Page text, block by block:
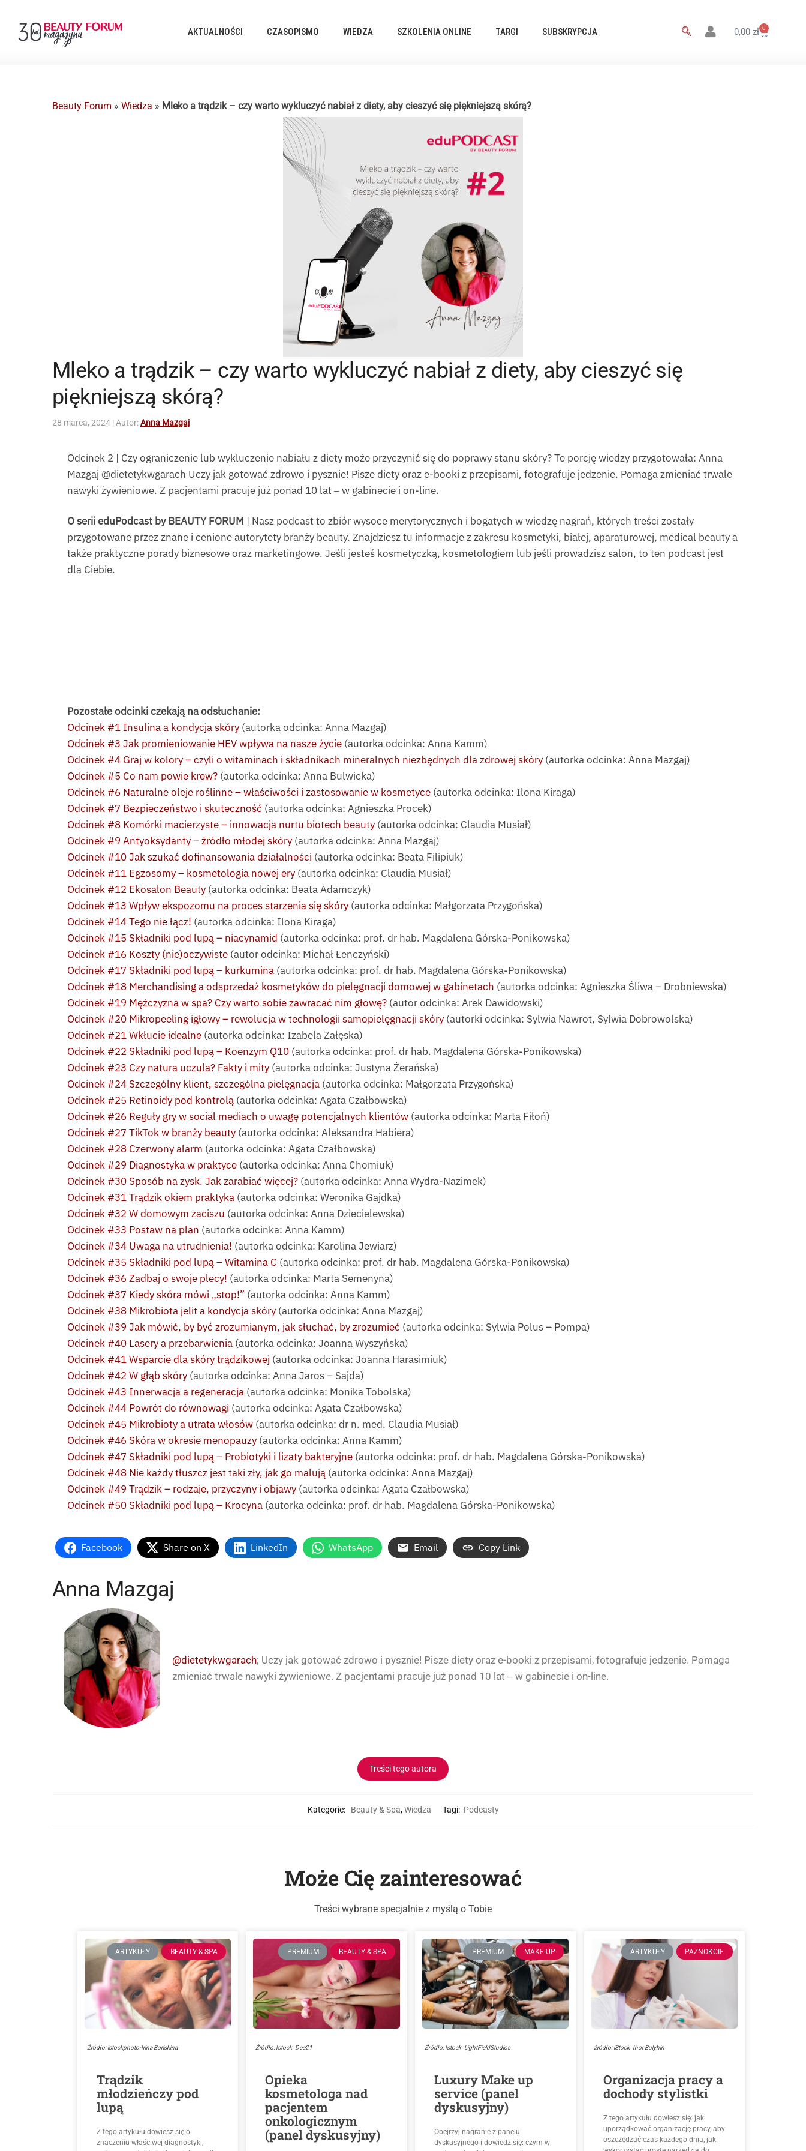
AKTUALNOŚCI CZASOPISMO WIEDZA SZKOLENIA ONLINE TARGI SUBSKRYPCJA 0,00 zł 0
Beauty Forum » Wiedza » Mleko a trądzik – czy warto wykluczyć nabiał z diety, aby cieszyć się piękniejszą skórą?
Mleko a trądzik – czy warto wykluczyć nabiał z diety, aby cieszyć się
piękniejszą skórą?
28 marca, 2024 | Autor:Anna Mazgaj
Odcinek 2 | Czy ograniczenie lub wykluczenie nabiału z diety może przyczynić się do poprawy stanu skóry? Te porcję wiedzy przygotowała: Anna
Mazgaj @dietetykwgarach Uczy jak gotować zdrowo i pysznie! Pisze diety oraz e-booki z przepisami, fotografuje jedzenie. Pomaga zmieniać trwale
nawyki żywieniowe. Z pacjentami pracuje już ponad 10 lat ‒ w gabinecie i on-line.
O serii eduPodcast by BEAUTY FORUM | Nasz podcast to zbiór wysoce merytorycznych i bogatych w wiedzę nagrań, których treści zostały
przygotowane przez znane i cenione autorytety branży beauty. Znajdziesz tu informacje z zakresu kosmetyki, białej, aparaturowej, medical beauty a
także praktyczne porady biznesowe oraz marketingowe. Jeśli jesteś kosmetyczką, kosmetologiem lub jeśli prowadzisz salon, to ten podcast jest
dla Ciebie.
Pozostałe odcinki czekają na odsłuchanie:
Odcinek #1 Insulina a kondycja skóry (autorka odcinka: Anna Mazgaj)
Odcinek #3 Jak promieniowanie HEV wpływa na nasze życie (autorka odcinka: Anna Kamm)
Odcinek #4 Graj w kolory – czyli o witaminach i składnikach mineralnych niezbędnych dla zdrowej skóry (autorka odcinka: Anna Mazgaj)
Odcinek #5 Co nam powie krew? (autorka odcinka: Anna Bulwicka)
Odcinek #6 Naturalne oleje roślinne – właściwości i zastosowanie w kosmetyce (autorka odcinka: Ilona Kiraga)
Odcinek #7 Bezpieczeństwo i skuteczność (autorka odcinka: Agnieszka Procek)
Odcinek #8 Komórki macierzyste – innowacja nurtu biotech beauty (autorka odcinka: Claudia Musiał)
Odcinek #9 Antyoksydanty – źródło młodej skóry (autorka odcinka: Anna Mazgaj)
Odcinek #10 Jak szukać dofinansowania działalności (autorka odcinka: Beata Filipiuk)
Odcinek #11 Egzosomy – kosmetologia nowej ery (autorka odcinka: Claudia Musiał)
Odcinek #12 Ekosalon Beauty (autorka odcinka: Beata Adamczyk)
Odcinek #13 Wpływ ekspozomu na proces starzenia się skóry (autorka odcinka: Małgorzata Przygońska)
Odcinek #14 Tego nie łącz! (autorka odcinka: Ilona Kiraga)
Odcinek #15 Składniki pod lupą – niacynamid (autorka odcinka: prof. dr hab. Magdalena Górska-Ponikowska)
Odcinek #16 Koszty (nie)oczywiste (autor odcinka: Michał Łenczyński)
Odcinek #17 Składniki pod lupą – kurkumina (autorka odcinka: prof. dr hab. Magdalena Górska-Ponikowska)
Odcinek #18 Merchandising a odsprzedaż kosmetyków do pielęgnacji domowej w gabinetach (autorka odcinka: Agnieszka Śliwa – Drobniewska)
Odcinek #19 Mężczyzna w spa? Czy warto sobie zawracać nim głowę? (autor odcinka: Arek Dawidowski)
Odcinek #20 Mikropeeling igłowy – rewolucja w technologii samopielęgnacji skóry (autorki odcinka: Sylwia Nawrot, Sylwia Dobrowolska)
Odcinek #21 Wkłucie idealne (autorka odcinka: Izabela Załęska)
Odcinek #22 Składniki pod lupą – Koenzym Q10 (autorka odcinka: prof. dr hab. Magdalena Górska-Ponikowska)
Odcinek #23 Czy natura uczula? Fakty i mity (autorka odcinka: Justyna Żerańska)
Odcinek #24 Szczególny klient, szczególna pielęgnacja (autorka odcinka: Małgorzata Przygońska)
Odcinek #25 Retinoidy pod kontrolą (autorka odcinka: Agata Czałbowska)
Odcinek #26 Reguły gry w social mediach o uwagę potencjalnych klientów (autorka odcinka: Marta Fiłoń)
Odcinek #27 TikTok w branży beauty (autorka odcinka: Aleksandra Habiera)
Odcinek #28 Czerwony alarm (autorka odcinka: Agata Czałbowska)
Odcinek #29 Diagnostyka w praktyce (autorka odcinka: Anna Chomiuk)
Odcinek #30 Sposób na zysk. Jak zarabiać więcej? (autorka odcinka: Anna Wydra-Nazimek)
Odcinek #31 Trądzik okiem praktyka (autorka odcinka: Weronika Gajdka)
Odcinek #32 W domowym zaciszu (autorka odcinka: Anna Dziecielewska)
Odcinek #33 Postaw na plan (autorka odcinka: Anna Kamm)
Odcinek #34 Uwaga na utrudnienia! (autorka odcinka: Karolina Jewiarz)
Odcinek #35 Składniki pod lupą – Witamina C (autorka odcinka: prof. dr hab. Magdalena Górska-Ponikowska)
Odcinek #36 Zadbaj o swoje plecy! (autorka odcinka: Marta Semenyna)
Odcinek #37 Kiedy skóra mówi „stop!” (autorka odcinka: Anna Kamm)
Odcinek #38 Mikrobiota jelit a kondycja skóry (autorka odcinka: Anna Mazgaj)
Odcinek #39 Jak mówić, by być zrozumianym, jak słuchać, by zrozumieć (autorka odcinka: Sylwia Polus – Pompa)
Odcinek #40 Lasery a przebarwienia (autorka odcinka: Joanna Wyszyńska)
Odcinek #41 Wsparcie dla skóry trądzikowej (autorka odcinka: Joanna Harasimiuk)
Odcinek #42 W głąb skóry (autorka odcinka: Anna Jaros – Sajda)
Odcinek #43 Innerwacja a regeneracja (autorka odcinka: Monika Tobolska)
Odcinek #44 Powrót do równowagi (autorka odcinka: Agata Czałbowska)
Odcinek #45 Mikrobioty a utrata włosów (autorka odcinka: dr n. med. Claudia Musiał)
Odcinek #46 Skóra w okresie menopauzy (autorka odcinka: Anna Kamm)
Odcinek #47 Składniki pod lupą – Probiotyki i lizaty bakteryjne (autorka odcinka: prof. dr hab. Magdalena Górska-Ponikowska)
Odcinek #48 Nie każdy tłuszcz jest taki zły, jak go malują (autorka odcinka: Anna Mazgaj)
Odcinek #49 Trądzik – rodzaje, przyczyny i objawy (autorka odcinka: Agata Czałbowska)
Odcinek #50 Składniki pod lupą – Krocyna (autorka odcinka: prof. dr hab. Magdalena Górska-Ponikowska)
Facebook Share on X LinkedIn WhatsApp Email Copy Link
Anna Mazgaj
@dietetykwgarach; Uczy jak gotować zdrowo i pysznie! Pisze diety oraz e-booki z przepisami, fotografuje jedzenie. Pomaga
zmieniać trwale nawyki żywieniowe. Z pacjentami pracuje już ponad 10 lat ‒ w gabinecie i on-line.
Treści tego autora
Kategorie: Beauty & Spa,Wiedza Tagi: Podcasty
Może Cię zainteresować
Treści wybrane specjalnie z myślą o Tobie
ARTYKUŁY BEAUTY & SPA
Źródło: istockphoto-Irina Boriskina
Trądzik
młodzieńczy pod
lupą
Z tego artykułu dowiesz się o:
znaczeniu właściwej diagnostyki,
PREMIUM BEAUTY & SPA
Źródło: Istock_Dee21
Opieka
kosmetologa nad
pacjentem
onkologicznym
(panel dyskusyjny)
PREMIUM MAKE-UP
Źródło: Istock_LightFieldStudios
Luxury Make up
service (panel
dyskusyjny)
Obejrzyj nagranie z panelu
dyskusyjnego i dowiedz się: czym w
ARTYKUŁY PAZNOKCIE
źródło: iStock_Ihor Bulyhin
Organizacja pracy a
dochody stylistki
Z tego artykułu dowiesz się: jak
uporządkować organizację pracy, aby
oszczędzać czas każdego dnia, jak